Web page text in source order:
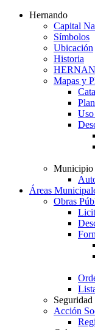
Hernando
Capital
Símbolos
Ubicación
Historia
Mapas y
Municipio
Áreas
Obras
Acción